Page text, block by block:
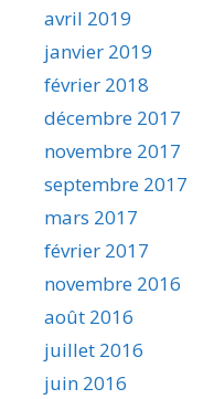
avril 2019
janvier 2019
février 2018
décembre 2017
novembre 2017
septembre 2017
mars 2017
février 2017
novembre 2016
août 2016
juillet 2016
juin 2016